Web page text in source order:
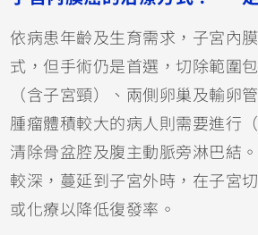
依病患年齡及生育需求，子宮內
式，但手術仍是首選，切除範圍
（含子宮頸）、兩側卵巢及輸卵
腫瘤體積較大的病人則需要進行
清除骨盆腔及腹主動脈旁淋巴結
較深，蔓延到子宮外時，在子宮
或化療以降低復發率。